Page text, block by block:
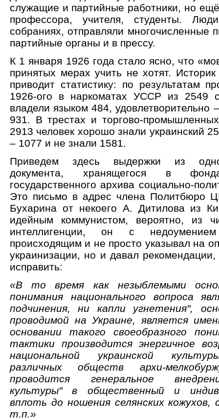
служащие и партийные работники, но
профессора, учителя, студенты.
собраниях, отправляли многочисленные
партийные органы и в прессу.
К 1 января 1926 года стало ясно, что
принятых мерах учить не хотят.
приводит статистику: по результатам
1926-ого в наркоматах УССР из 2549
владели языком 484, удовлетворительно
931. В трестах и торгово-
2913 человек хорошо знали украинский
– 1077 и не знали 1581.
Приведем здесь выдержки из
документа, хранящегося в
государственного архива социально-
Это письмо в адрес члена Политбюро
Бухарина от некоего А. Дитилова из
идейным коммунистом, вероятно, из
интеллигенции, он с
происходящим и не просто указывал на
украинизации, но и давал рекомендации,
исправить:
«В то время как незыблемыми
понимания национального вопроса
подчинения, ни капли угнетения",
проводимой на Украине, является
основании такого своеобразного
тактики производится энергичное
национальной украинской
различных обществ архи-
проводится генеральное
культуры" в общественный и
вплоть до ношения селянских кожухов,
т.п.»